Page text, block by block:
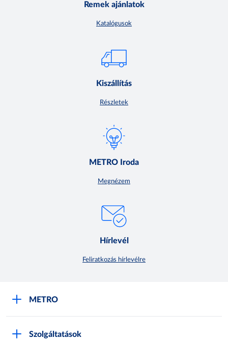
Remek ajánlatok
Katalógusok
Kiszállítás
Részletek
METRO Iroda
Megnézem
Hírlevél
Feliratkozás hírlevélre
METRO
Szolgáltatások